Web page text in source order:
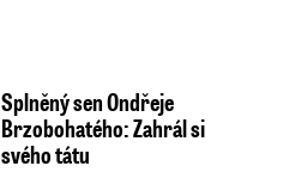
Splněný sen Ondřeje
Brzobohatého: Zahrál si
svého tátu